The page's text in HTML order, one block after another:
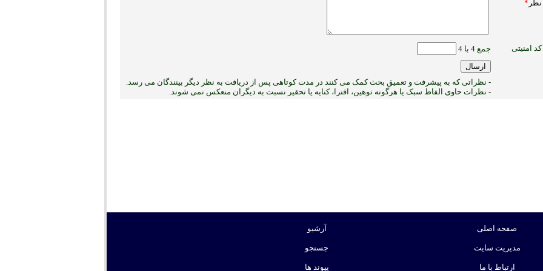
نظر *
کد امنیتی جمع 4 با 4
- نظراتی که به پیشرفت و تعمیق بحث کمک می کنند در مدت کوتاهی پس از دریافت به نظر دیگر بینندگان می رسد.
- نظرات حاوی الفاظ سبک یا هرگونه توهین، افترا، کنایه یا تحقیر نسبت به دیگران منعکس نمی ‏شوند.
صفحه اصلی
مدیریت سایت
ارتباط با ما
آرشیو
جستجو
پیوند ها